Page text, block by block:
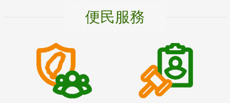
便民服務